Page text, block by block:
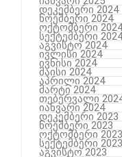
დეკემბერი 2024
ნოემბერი 2024
ოქტომბერი 2024
სექტემბერი 2024
აგვისტო 2024
ივლისი 2024
ივნისი 2024
მაისი 2024
აპრილი 2024
მარტი 2024
თებერვალი
იანვარი 2024
დეკემბერი 2023
ნოემბერი 2023
ოქტომბერი 2023
სექტემბერი 2023
აგვისტო 2023